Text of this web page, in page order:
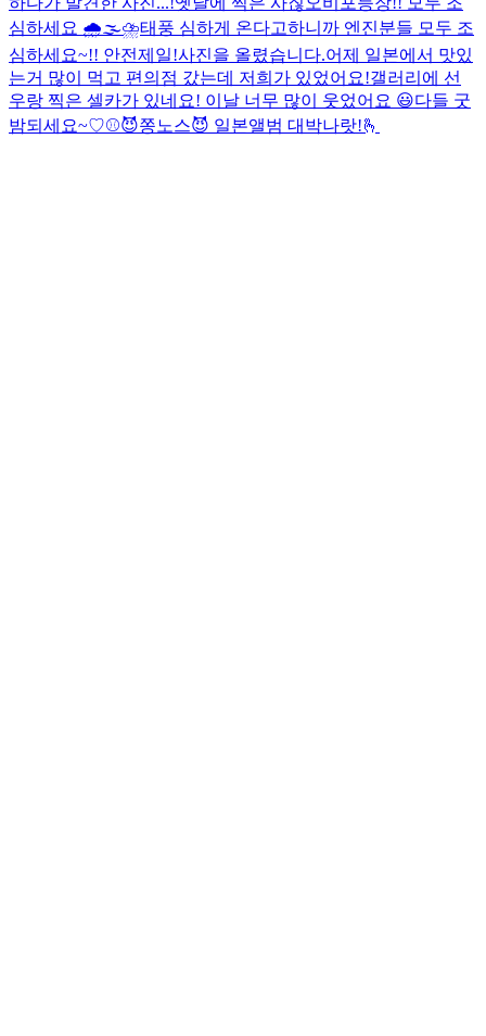
심하세요 🌧🌫⛈️태풍 심하게 온다고하니까 엔진분들 모두 조
심하세요~!! 안전제일!사진을 올렸습니다.어제 일본에서 맛있
는거 많이 먹고 편의점 갔는데 저희가 있었어요!갤러리에 선
우랑 찍은 셀카가 있네요! 이날 너무 많이 웃었어요 😃다들 굿
밤되세요~♡⚾️😈쫑노스😈 일본앨범 대박나랏!🫰